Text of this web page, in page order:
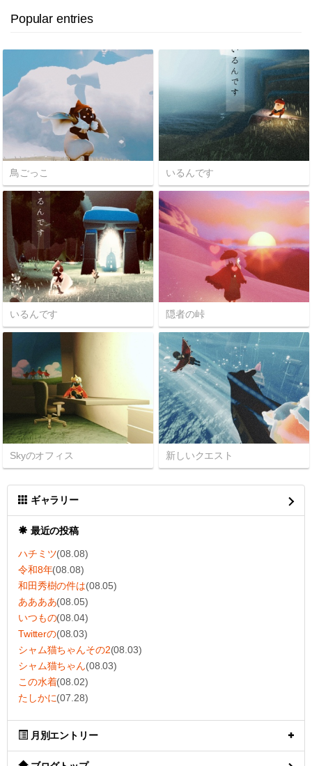
Popular entries
鳥ごっこ いるんです
いるんです 隠者の峠
Skyのオフィス 新しいクエスト
ギャラリー
最近の投稿
ハチミツ(08.08)
令和8年(08.08)
和田秀樹の件は(08.05)
ああああ(08.05)
いつもの(08.04)
Twitterの(08.03)
シャム猫ちゃんその2(08.03)
シャム猫ちゃん(08.03)
この水着(08.02)
たしかに(07.28)
月別エントリー